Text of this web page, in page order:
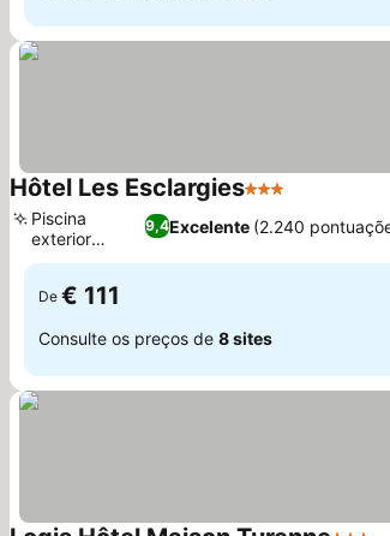
Hôtel Les Esclargies3 Estrelas
9,4Excelente (2.240
Piscina
exterior
sazonal
De € 111
Consulte os preços de 8 sites